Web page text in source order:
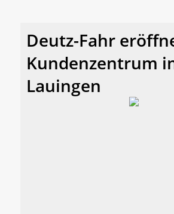
Deutz-Fahr
Kundenzentrum
Lauingen